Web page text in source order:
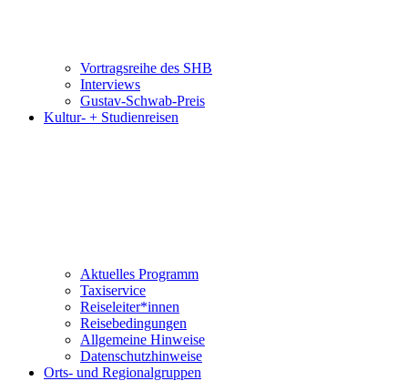
Vortragsreihe des SHB
Interviews
Gustav-Schwab-Preis
Kultur- + Studienreisen
Aktuelles Programm
Taxiservice
Reiseleiter*innen
Reisebedingungen
Allgemeine Hinweise
Datenschutzhinweise
Orts- und Regionalgruppen